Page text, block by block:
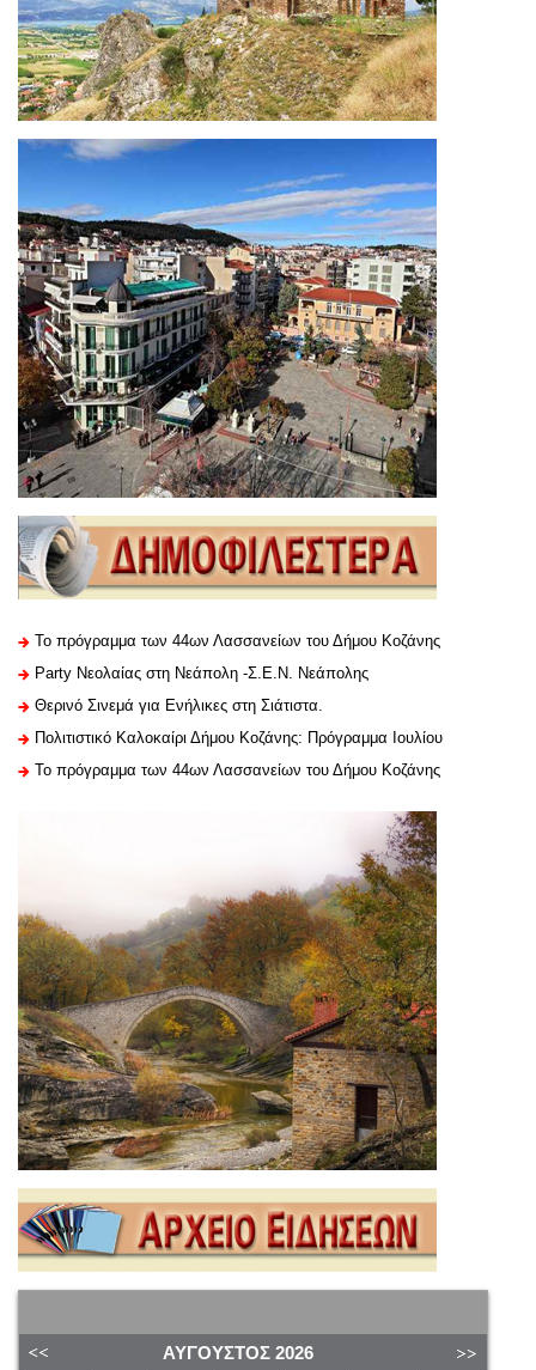
Το πρόγραμμα των 44ων Λασσανείων του Δήμου Κοζάνης
Party Νεολαίας στη Νεάπολη -Σ.Ε.Ν. Νεάπολης
Θερινό Σινεμά για Ενήλικες στη Σιάτιστα.
Πολιτιστικό Καλοκαίρι Δήμου Κοζάνης: Πρόγραμμα Ιουλίου
Το πρόγραμμα των 44ων Λασσανείων του Δήμου Κοζάνης
ΑΎΓΟΥΣΤΟΣ 2026